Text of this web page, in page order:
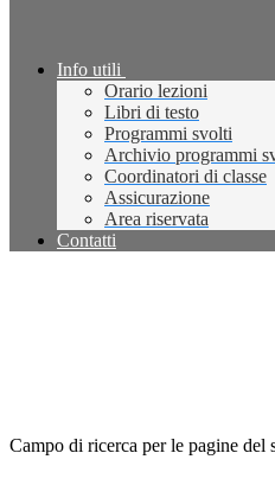
Info utili
Orario lezioni
Libri di testo
Programmi svolti
Archivio programmi
Coordinatori di classe
Assicurazione
Area riservata
Contatti
Campo di ricerca per le pagine del